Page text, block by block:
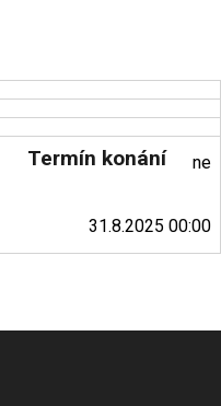
Termín konání ne
31.8.2025 00:00